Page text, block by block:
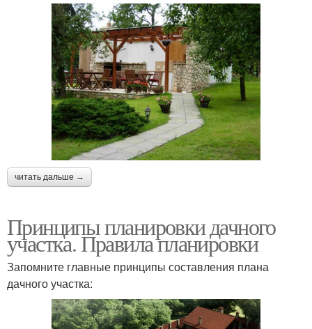
читать дальше →
Принципы планировки дачного
участка. Правила планировки
Запомните главные принципы составления плана
дачного участка: